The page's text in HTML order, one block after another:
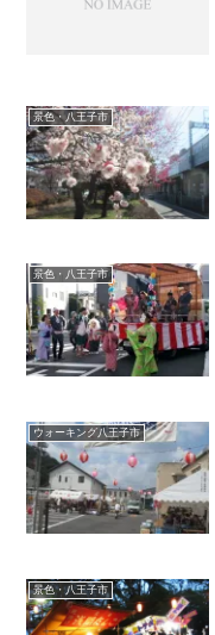
景色・八王子市
景色・八王子市
ウォーキング八王子市
景色・八王子市